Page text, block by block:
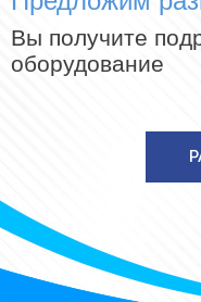
Вы получите
оборудование